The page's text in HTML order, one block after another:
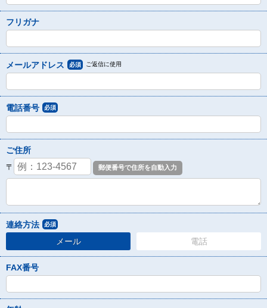
フリガナ
メールアドレス 必須 ご返信に使用
電話番号 必須
ご住所
〒
連絡方法 必須
メール 電話
FAX番号